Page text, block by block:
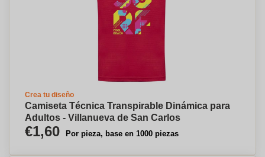
Crea tu diseño
Camiseta Técnica Transpirable Dinámica para
Adultos - Villanueva de San Carlos
€1,60 Por pieza, base en 1000 piezas